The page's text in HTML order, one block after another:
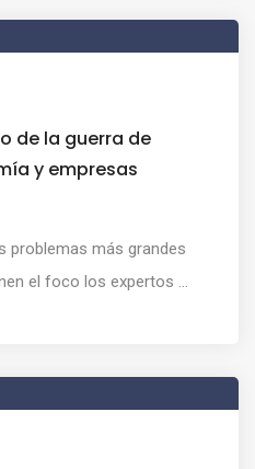
de la guerra de
y empresas
problemas más grandes
el foco los expertos ...